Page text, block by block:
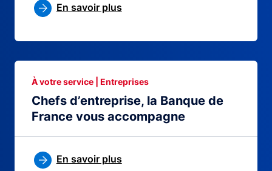
En savoir plus
Chefs d’entreprise, la Banque de
France vous accompagne
À votre service | Entreprises
En savoir plus